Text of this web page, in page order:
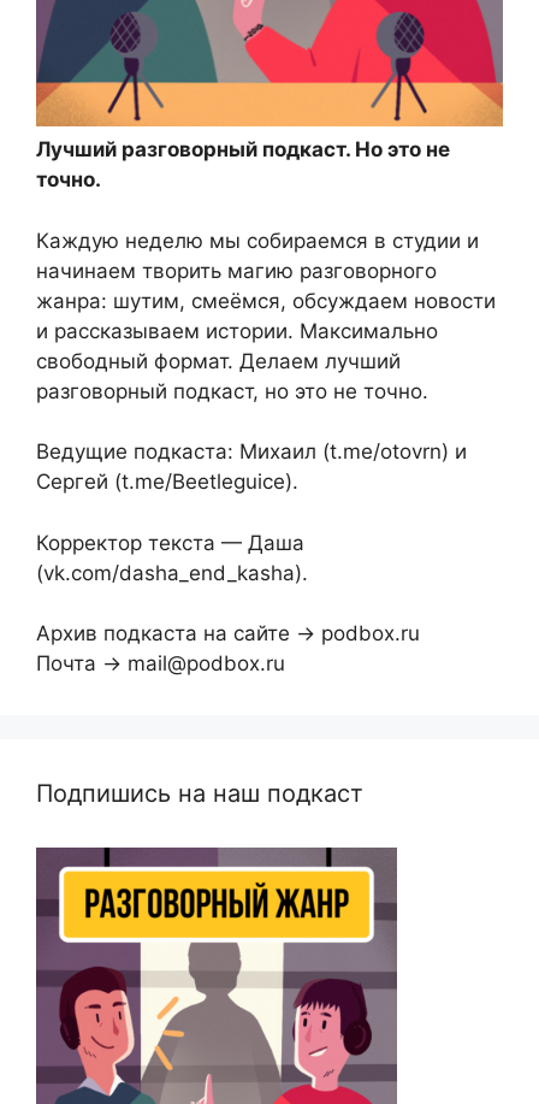
Лучший разговорный подкаст. Но это не
точно.
Каждую неделю мы собираемся в студии и
начинаем творить магию разговорного
жанра: шутим, смеёмся, обсуждаем новости
и рассказываем истории. Максимально
свободный формат. Делаем лучший
разговорный подкаст, но это не точно.
Ведущие подкаста: Михаил (t.me/otovrn) и
Сергей (t.me/Beetleguice).
Корректор текста — Даша
(vk.com/dasha_end_kasha).
Архив подкаста на сайте → podbox.ru
Почта → mail@podbox.ru
Подпишись на наш подкаст